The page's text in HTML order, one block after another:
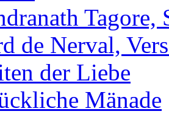
de Nerval,
der Liebe
Mänade